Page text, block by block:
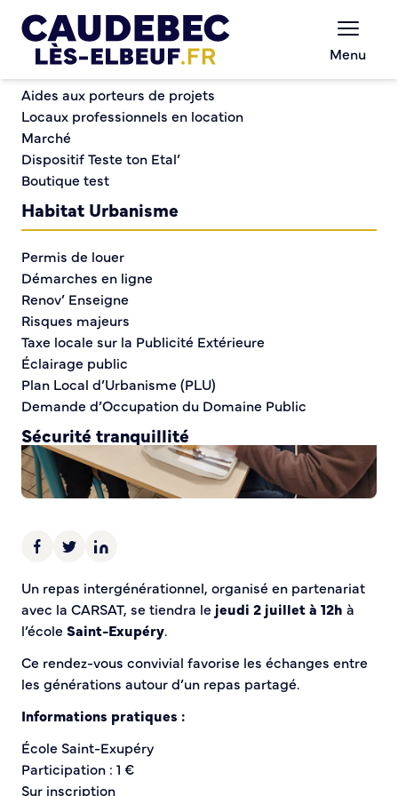
Menu
Repas intergénérationnel avec la CARSAT
Repas
intergénérationnel avec
la CARSAT
Un repas intergénérationnel, organisé en partenariat
avec la CARSAT, se tiendra le jeudi 2 juillet à 12h à
l’école Saint-Exupéry.
Ce rendez-vous convivial favorise les échanges entre
les générations autour d’un repas partagé.
Informations pratiques :
École Saint-Exupéry
Participation : 1 €
Sur inscription
Chèques-cadeaux municipaux – Soutenez le
Aides aux porteurs de projets
Locaux professionnels en location
Marché
Dispositif Teste ton Etal’
Boutique test
Habitat Urbanisme
Permis de louer
Démarches en ligne
Renov’ Enseigne
Risques majeurs
Taxe locale sur la Publicité Extérieure
Éclairage public
Plan Local d’Urbanisme (PLU)
Demande d’Occupation du Domaine Public
Sécurité tranquillité
Police municipale
Pré-plainte en ligne
Vidéoprotection
Horaires pour le bricolage et le jardinage
Infos pratiques
Plan de Ville
Numéros d’urgence
Location de salles
Annuaire des services publics
DÉCOUVRIR SORTIR